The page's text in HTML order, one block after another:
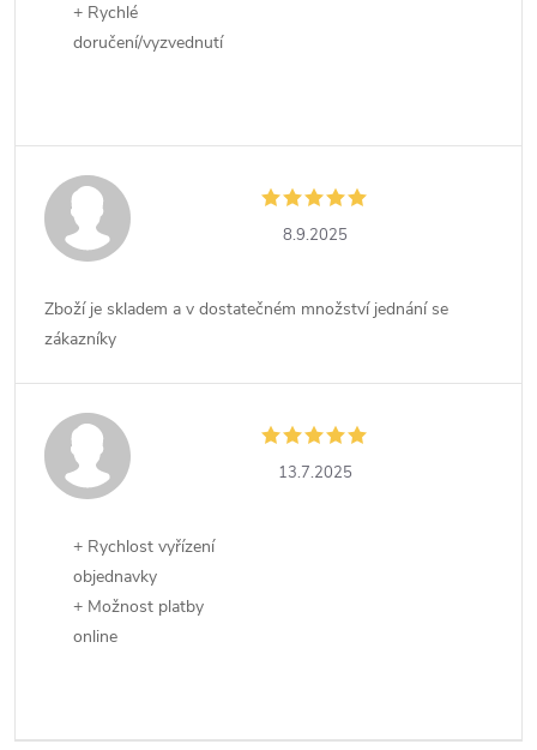
+ Rychlé
doručení/vyzvednutí
8.9.2025
Zboží je skladem a v dostatečném množství jednání se
zákazníky
13.7.2025
+ Rychlost vyřízení
objednavky
+ Možnost platby
online